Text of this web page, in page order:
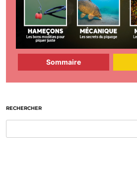
Sommaire
RECHERCHER